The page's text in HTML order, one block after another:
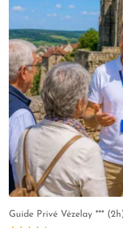
Guide Privé Vézelay ***